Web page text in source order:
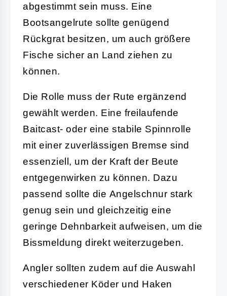
abgestimmt sein muss. Eine
Bootsangelrute sollte genügend
Rückgrat besitzen, um auch größere
Fische sicher an Land ziehen zu
können.
Die Rolle muss der Rute ergänzend
gewählt werden. Eine freilaufende
Baitcast- oder eine stabile Spinnrolle
mit einer zuverlässigen Bremse sind
essenziell, um der Kraft der Beute
entgegenwirken zu können. Dazu
passend sollte die Angelschnur stark
genug sein und gleichzeitig eine
geringe Dehnbarkeit aufweisen, um die
Bissmeldung direkt weiterzugeben.
Angler sollten zudem auf die Auswahl
verschiedener Köder und Haken